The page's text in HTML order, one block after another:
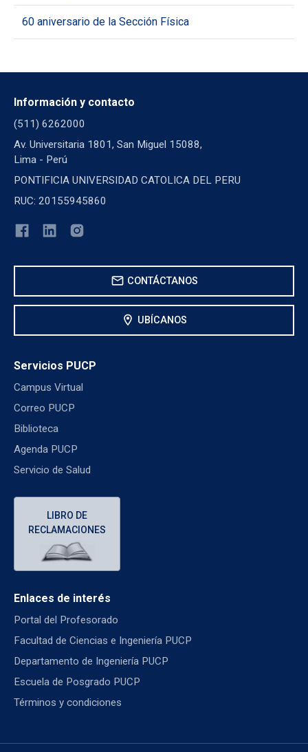
60 aniversario de la Sección Física
Información y contacto
(511) 6262000
Av. Universitaria 1801, San Miguel 15088,
Lima - Perú
PONTIFICIA UNIVERSIDAD CATOLICA DEL PERU
RUC: 20155945860
mail CONTÁCTANOS
location_on UBÍCANOS
Servicios PUCP
Campus Virtual
Correo PUCP
Biblioteca
Agenda PUCP
Servicio de Salud
LIBRO DE
RECLAMACIONES
Enlaces de interés
Portal del Profesorado
Facultad de Ciencias e Ingeniería PUCP
Departamento de Ingeniería PUCP
Escuela de Posgrado PUCP
Términos y condiciones